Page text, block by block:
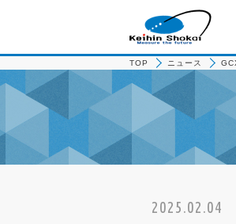
TOP ニュース
2025.02.04